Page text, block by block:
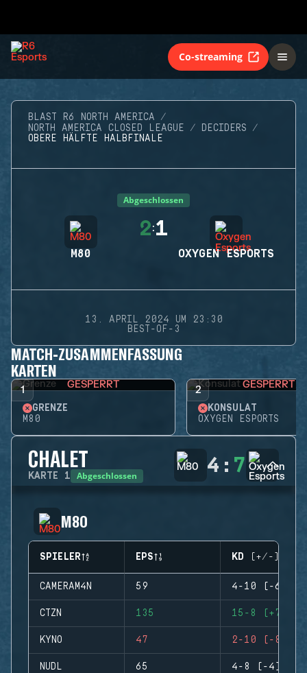
Co-streaming
BLAST R6 NORTH AMERICA
NORTH AMERICA CLOSED LEAGUE
DECIDERS
OBERE HÄLFTE HALBFINALE
Abgeschlossen
M80
2:1
OXYGEN ESPORTS
13. APRIL 2024 UM 23:30
BEST-OF-3
MATCH-ZUSAMMENFASSUNG
KARTEN
1 GESPERRT
GRENZE
M80
2 GESPERRT
KONSULAT
OXYGEN ESPORTS
CHALET
KARTE 1 Abgeschlossen 4 : 7
M80
SPIELER EPS KD (+/-)
CAMERAM4N 59 4-10 (-6)
CTZN 135 15-8 (+7)
KYNO 47 2-10 (-8)
NUDL 65 4-8 (-4)